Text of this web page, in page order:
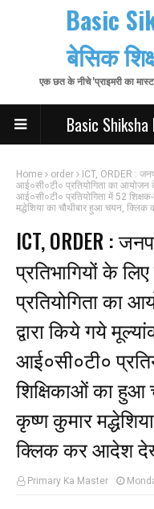
Basic
बेसिक
एक छत के नीचे 'प्राइमरी का
Basic
Home order
ICT, ORDER :
आई०सी०टी० प्रतियोगिता का आयोजन
आई०सी०टी० प्रतियोगिता में 52
मद्धेशिया का चौथीबार हुआ चयन,
ICT, ORDER :
प्रतिभागियों के
प्रतियोगिता का
द्वारा किये गये
आई०सी०टी०
शिक्षिकाओं का
कृष्ण कुमार
क्लिक कर आदेश
Primary Ka Master